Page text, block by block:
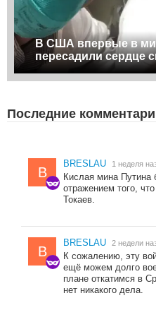
В США впервые в
пересадили сердце
Последние
B
BRESLAU 1 неделя
Кислая мина Путина
отражением того,
Токаев.
B
BRESLAU 2 недели
К сожалению, эту
ещё можем долго
плане откатимся в
нет никакого дела.